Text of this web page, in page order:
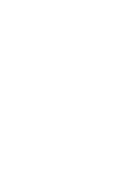
うに米軍基地
いわけです
ミサイルを
うわけですよ
土小さな
の巨大なね
ですね軍事
です
う一つ拠点
学上もう一個